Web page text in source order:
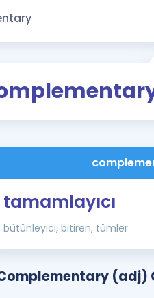
tamamlayıcı
bütünleyici, bitiren, tümler
(adj)